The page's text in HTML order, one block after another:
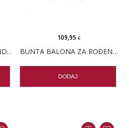
BUNT BALONA ZA ROĐENDAN M - 16 BALONA BUNTA BALONA ZA ROĐENDAN M - 22 BALONA
109,95 €
DODAJ